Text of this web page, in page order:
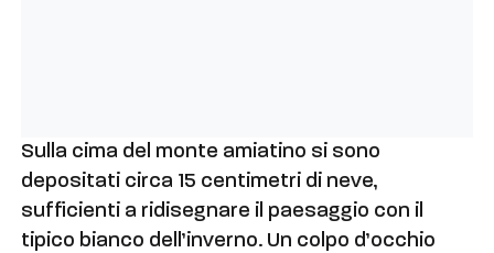
Sulla cima del monte amiatino si sono
depositati circa 15 centimetri di neve,
sufficienti a ridisegnare il paesaggio con il
tipico bianco dell’inverno. Un colpo d’occhio